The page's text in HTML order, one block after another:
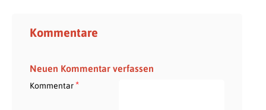
Kommentare
Neuen Kommentar verfassen
Kommentar*